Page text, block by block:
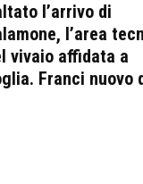
l’arrivo di
l’area
vivaio affidata a
Franci nuovo